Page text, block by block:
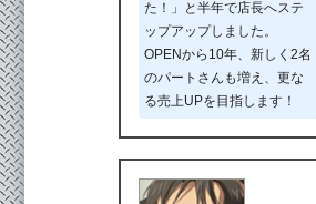
た！」と半年で店長へステ
ップアップしました。
OPENから10年、新しく2名
のパートさんも増え、更な
る売上UPを目指します！